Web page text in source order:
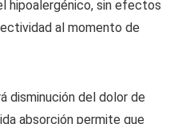
hipoalergénico, sin efectos
al momento de
disminución del dolor de
absorción permite que